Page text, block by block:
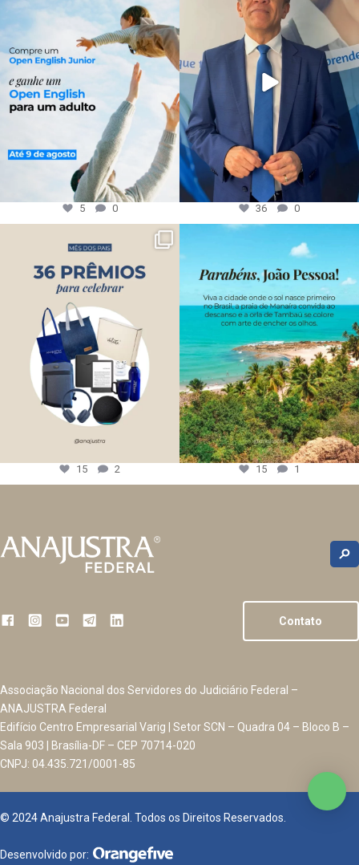
5 0 36 0
15 2 15 1
Contato
Associação Nacional dos Servidores do Judiciário Federal –
ANAJUSTRA Federal
Edifício Centro Empresarial Varig | Setor SCN – Quadra 04 – Bloco B –
Sala 903 | Brasília-DF – CEP 70714-020
CNPJ: 04.435.721/0001-85
© 2024 Anajustra Federal. Todos os Direitos Reservados.
Desenvolvido por: